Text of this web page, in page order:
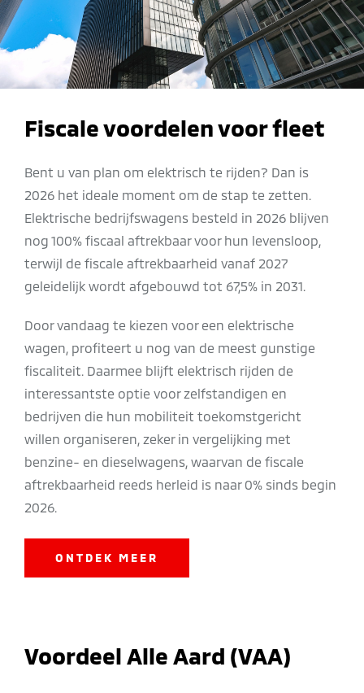
Fiscale voordelen voor fleet
Bent u van plan om elektrisch te rijden? Dan is
2026 het ideale moment om de stap te zetten.
Elektrische bedrijfswagens besteld in 2026 blijven
nog 100% fiscaal aftrekbaar voor hun levensloop,
terwijl de fiscale aftrekbaarheid vanaf 2027
geleidelijk wordt afgebouwd tot 67,5% in 2031.
Door vandaag te kiezen voor een elektrische
wagen, profiteert u nog van de meest gunstige
fiscaliteit. Daarmee blijft elektrisch rijden de
interessantste optie voor zelfstandigen en
bedrijven die hun mobiliteit toekomstgericht
willen organiseren, zeker in vergelijking met
benzine- en dieselwagens, waarvan de fiscale
aftrekbaarheid reeds herleid is naar 0% sinds begin
2026.
ONTDEK MEER
Voordeel Alle Aard (VAA)